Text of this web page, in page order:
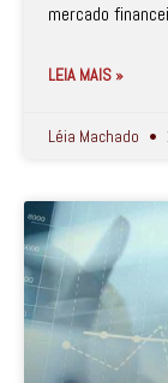
mercado
LEIA MAIS »
Léia Machado